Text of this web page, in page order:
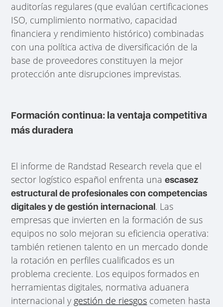
auditorías regulares (que evalúan certificaciones
ISO, cumplimiento normativo, capacidad
financiera y rendimiento histórico) combinadas
con una política activa de diversificación de la
base de proveedores constituyen la mejor
protección ante disrupciones imprevistas.
Formación continua: la ventaja competitiva
más duradera
El informe de Randstad Research revela que el
sector logístico español enfrenta unaescasez
estructural de profesionales con competencias
digitales y de gestión internacional. Las
empresas que invierten en la formación de sus
equipos no solo mejoran su eficiencia operativa:
también retienen talento en un mercado donde
la rotación en perfiles cualificados es un
problema creciente. Los equipos formados en
herramientas digitales, normativa aduanera
internacional y gestión de riesgos cometen hasta